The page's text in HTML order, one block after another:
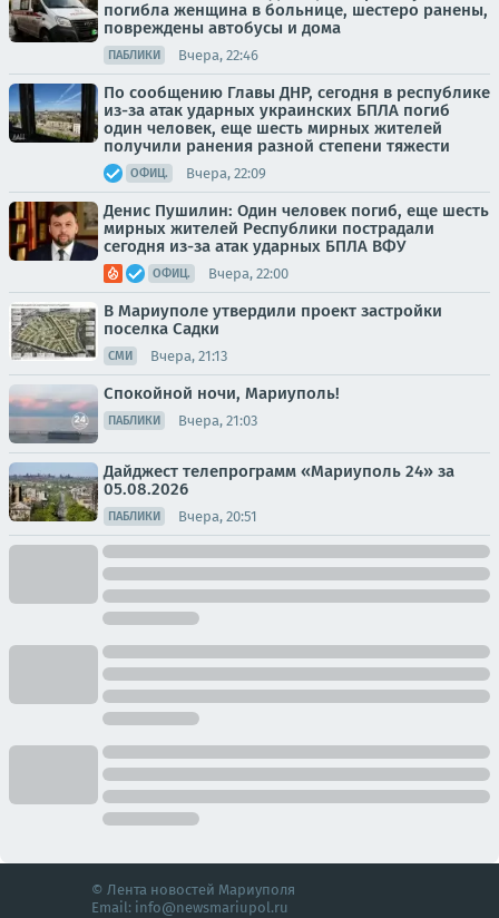
погибла женщина в больнице, шестеро ранены,
повреждены автобусы и дома
ПАБЛИКИ Вчера, 22:46
По сообщению Главы ДНР, сегодня в республике
из-за атак ударных украинских БПЛА погиб
один человек, еще шесть мирных жителей
получили ранения разной степени тяжести
ОФИЦ. Вчера, 22:09
Денис Пушилин: Один человек погиб, еще шесть
мирных жителей Республики пострадали
сегодня из-за атак ударных БПЛА ВФУ
ОФИЦ. Вчера, 22:00
В Мариуполе утвердили проект застройки
поселка Садки
СМИ Вчера, 21:13
Спокойной ночи, Мариуполь!
ПАБЛИКИ Вчера, 21:03
Дайджест телепрограмм «Мариуполь 24» за
05.08.2026
ПАБЛИКИ Вчера, 20:51
© Лента новостей Мариуполя
Email: info@newsmariupol.ru